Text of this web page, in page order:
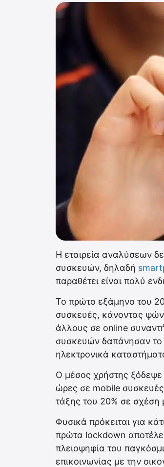
Η εταιρεία αναλύσεων
συσκευών, δηλαδή
παραθέτει είναι πολύ
Το πρώτο εξάμηνο του
συσκευές, κάνοντας
άλλους σε online
συσκευών δαπάνησαν το
ηλεκτρονικά
Ο μέσος χρήστης ξόδεψε
ώρες σε mobile συσκευές,
τάξης του 20% σε σχέση
Φυσικά πρόκειται για
πρώτα lockdown
πλειοψηφία του
επικοινωνίας με την